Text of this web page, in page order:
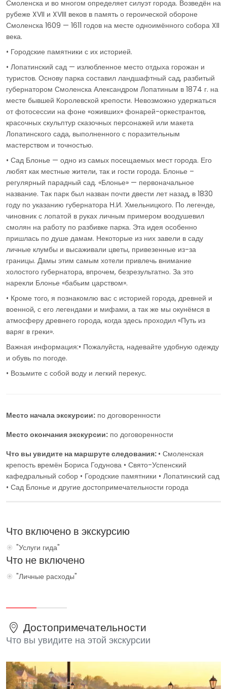
Смоленска и во многом определяет силуэт города. Возведён на
рубеже XVII и XVIII веков в память о героической обороне
Смоленска 1609 — 1611 годов на месте одноимённого собора XII
века.
• Городские памятники с их историей.
• Лопатинский сад — излюбленное место отдыха горожан и
туристов. Основу парка составил ландшафтный сад, разбитый
губернатором Смоленска Александром Лопатиным в 1874 г. на
месте бывшей Королевской крепости. Невозможно удержаться
от фотосессии на фоне «оживших» фонарей-оркестрантов,
красочных скульптур сказочных персонажей или макета
Лопатинского сада, выполненного с поразительным
мастерством и точностью.
• Сад Блонье — одно из самых посещаемых мест города. Его
любят как местные жители, так и гости города. Блонье –
регулярный парадный сад. «Блонье» — первоначальное
название. Так парк был назван почти двести лет назад, в 1830
году по указанию губернатора Н.И. Хмельницкого. По легенде,
чиновник с лопатой в руках личным примером воодушевил
смолян на работу по разбивке парка. Эта идея особенно
пришлась по душе дамам. Некоторые из них завели в саду
личные клумбы и высаживали цветы, привезенные из-за
границы. Дамы этим самым хотели привлечь внимание
холостого губернатора, впрочем, безрезультатно. За это
нарекли Блонье «бабьим царством».
• Кроме того, я познакомлю вас с историей города, древней и
военной, с его легендами и мифами, а так же мы окунёмся в
атмосферу древнего города, когда здесь проходил «Путь из
варяг в греки».
Важная информация:• Пожалуйста, надевайте удобную одежду
и обувь по погоде.
• Возьмите с собой воду и легкий перекус.
Место начала экскурсии: по договоренности
Место окончания экскурсии: по договоренности
Что вы увидите на маршруте следования: • Смоленская
крепость времён Бориса Годунова • Свято-Успенский
кафедральный собор • Городские памятники • Лопатинский сад
• Сад Блонье и другие достопримечательности города
Что включено в экскурсию
"Услуги гида"
Что не включено
"Личные расходы"
Достопримечательности
Что вы увидите на этой экскурсии